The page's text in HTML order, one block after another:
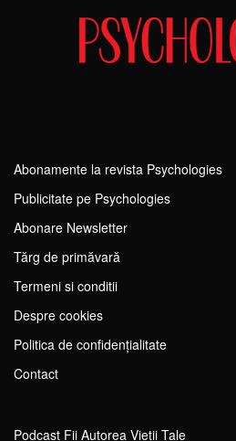
Abonamente la revista Psychologies
Publicitate pe Psychologies
Abonare Newsletter
Tărg de primăvară
Termeni si conditii
Despre cookies
Politica de confidențialitate
Contact
Podcast Fii Autorea Vieții Tale